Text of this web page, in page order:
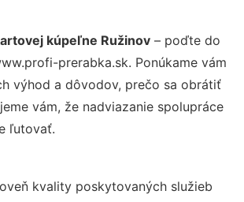
kúpeľne Ružinov – poďte do
prerabka.sk. Ponúkame vám
výhod a dôvodov, prečo sa obrátiť
vám, že nadviazanie spolupráce
ľutovať.
kvality poskytovaných služieb